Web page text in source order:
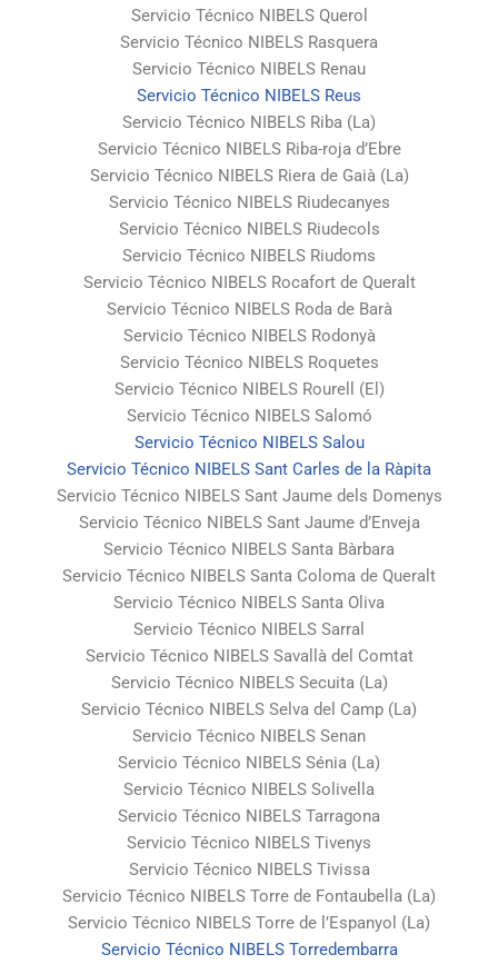
Servicio Técnico NIBELS Querol
Servicio Técnico NIBELS Rasquera
Servicio Técnico NIBELS Renau
Servicio Técnico NIBELS Reus
Servicio Técnico NIBELS Riba (La)
Servicio Técnico NIBELS Riba-roja d’Ebre
Servicio Técnico NIBELS Riera de Gaià (La)
Servicio Técnico NIBELS Riudecanyes
Servicio Técnico NIBELS Riudecols
Servicio Técnico NIBELS Riudoms
Servicio Técnico NIBELS Rocafort de Queralt
Servicio Técnico NIBELS Roda de Barà
Servicio Técnico NIBELS Rodonyà
Servicio Técnico NIBELS Roquetes
Servicio Técnico NIBELS Rourell (El)
Servicio Técnico NIBELS Salomó
Servicio Técnico NIBELS Salou
Servicio Técnico NIBELS Sant Carles de la Ràpita
Servicio Técnico NIBELS Sant Jaume dels Domenys
Servicio Técnico NIBELS Sant Jaume d’Enveja
Servicio Técnico NIBELS Santa Bàrbara
Servicio Técnico NIBELS Santa Coloma de Queralt
Servicio Técnico NIBELS Santa Oliva
Servicio Técnico NIBELS Sarral
Servicio Técnico NIBELS Savallà del Comtat
Servicio Técnico NIBELS Secuita (La)
Servicio Técnico NIBELS Selva del Camp (La)
Servicio Técnico NIBELS Senan
Servicio Técnico NIBELS Sénia (La)
Servicio Técnico NIBELS Solivella
Servicio Técnico NIBELS Tarragona
Servicio Técnico NIBELS Tivenys
Servicio Técnico NIBELS Tivissa
Servicio Técnico NIBELS Torre de Fontaubella (La)
Servicio Técnico NIBELS Torre de l’Espanyol (La)
Servicio Técnico NIBELS Torredembarra